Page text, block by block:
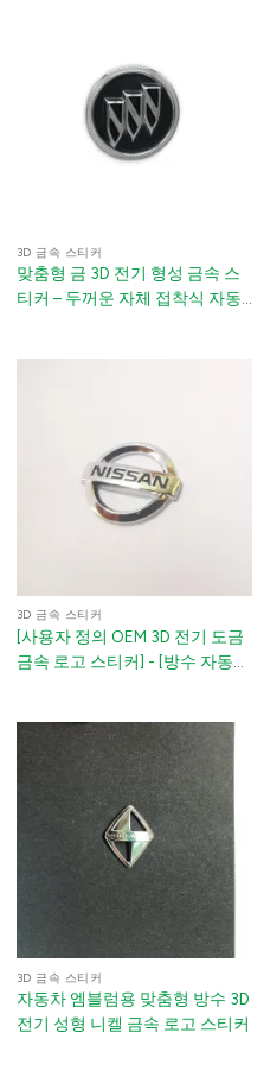
3D 금속 스티커
맞춤형 금 3D 전기 형성 금속 스
티커 – 두꺼운 자체 접착식 자동
3D 금속 스티커
[사용자 정의 OEM 3D 전기 도금
금속 로고 스티커] - [방수 자동차
3D 금속 스티커
자동차 엠블럼용 맞춤형 방수 3D
전기 성형 니켈 금속 로고 스티커